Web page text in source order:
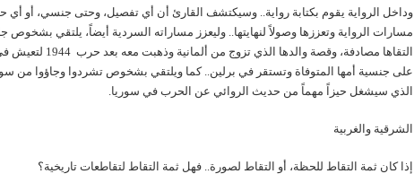
وداخل الرواية يقوم بكتابة رواية.. وسيكتشف القارئ أن أي تفصيل، وحتى جنسي، أو
مسارات الرواية وتعززها وصولاً لنهايتها.. وليعزز مساراته السردية أيضاً، يلتقي بشخوص
التقاها مصادفة،
على جنسية أمها المتوفاة وتستقر في برلين.. كما ويلتقي بشخوص تشردوا وجاؤوا من
الذي سيشغل حيزاً مهماً من حديث الروائي عن الحرب في سوريا.
الشرقية والغربية
إذا كان ثمة التقاط للحظة، أو التقاط لصورة.. فهل ثمة التقاط لتقاطعات تاريخية؟